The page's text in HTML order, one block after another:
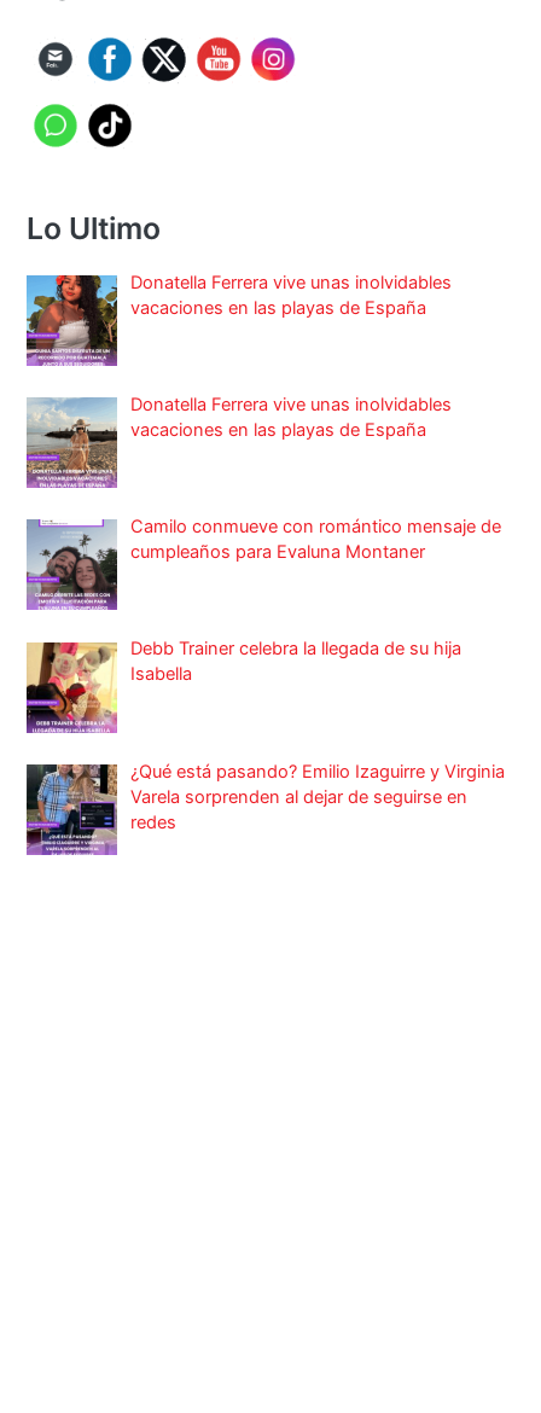
Lo Ultimo
Donatella Ferrera vive unas inolvidables
vacaciones en las playas de España
Donatella Ferrera vive unas inolvidables
vacaciones en las playas de España
Camilo conmueve con romántico mensaje de
cumpleaños para Evaluna Montaner
Debb Trainer celebra la llegada de su hija
Isabella
¿Qué está pasando? Emilio Izaguirre y Virginia
Varela sorprenden al dejar de seguirse en
redes